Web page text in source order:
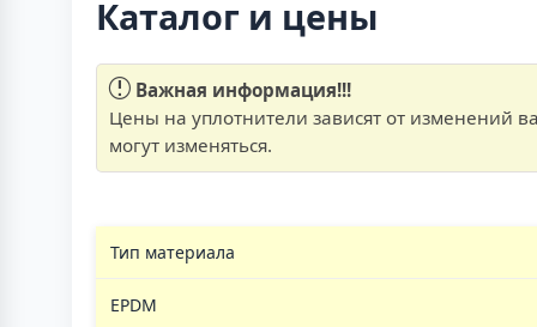
Каталог и цены
Важная информация!!!
Цены на уплотнители зависят от изменений
могут изменяться.
Тип материала
EPDM